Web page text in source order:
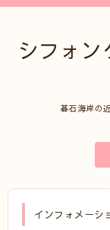
シフォ
碁石海岸の
インフォメーシ